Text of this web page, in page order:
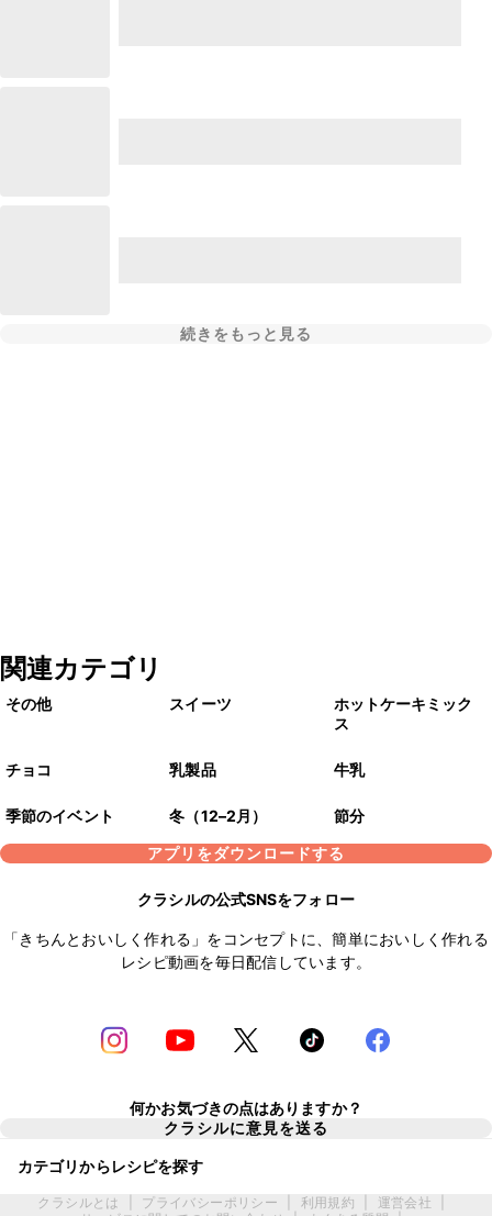
続きをもっと見る
関連カテゴリ
その他 スイーツ
ホットケーキミック
ス
チョコ 乳製品 牛乳
季節のイベント 冬（12–2月）
節分
アプリをダウンロードする
クラシルの公式SNSをフォロー
「きちんとおいしく作れる」をコンセプトに、簡単においしく作れる
レシピ動画を毎日配信しています。
何かお気づきの点はありますか？
クラシルに意見を送る
カテゴリからレシピを探す
クラシルとは プライバシーポリシー 利用規約 運営会社